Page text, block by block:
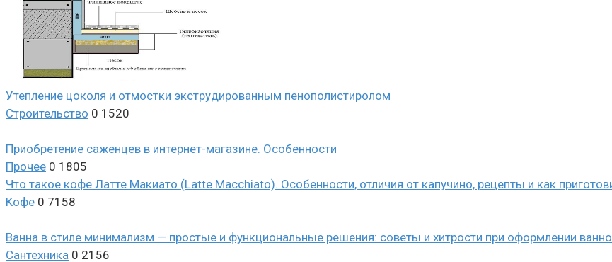
Утепление цоколя и отмостки экструдированным пенополистиролом
Строительство 0 1520
Приобретение саженцев в интернет-магазине. Особенности
Прочее 0 1805
Что такое кофе Латте Макиато (Latte Macchiato). Особенности, отличия от капучино, рецепты и как
Кофе 0 7158
Ванна в стиле минимализм — простые и функциональные решения: советы и хитрости при оформлении
Сантехника 0 2156